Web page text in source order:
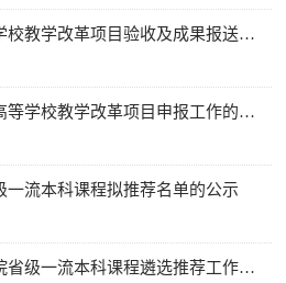
关于组织2025年度市高等学校教学改革项目验收及成果报送工作的通知
关于做好2025年度广州市高等学校教学改革项目申报工作的通知
一流本科课程拟推荐名单的公示
关于开展2025年度附属医院省级一流本科课程遴选推荐工作的通知